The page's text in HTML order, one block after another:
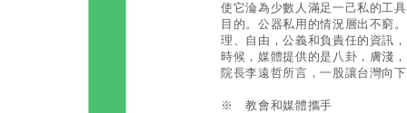
使它淪為少數人滿足一己私的工
目的。公器私用的情況層出不窮
理、自由，公義和負責任的資訊
時候，媒體提供的是八卦，膚淺
院長李遠哲所言，一股讓台灣向
※ 教會和媒體攜手